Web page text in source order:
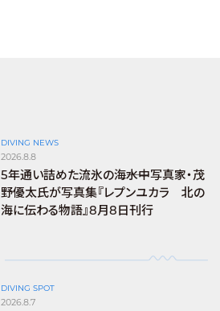
DIVING NEWS
2026.8.8
5年通い詰めた流氷の海――水中写真家・茂
野優太氏が写真集『レプンユカラ 北の
海に伝わる物語』8月8日刊行
DIVING SPOT
2026.8.7